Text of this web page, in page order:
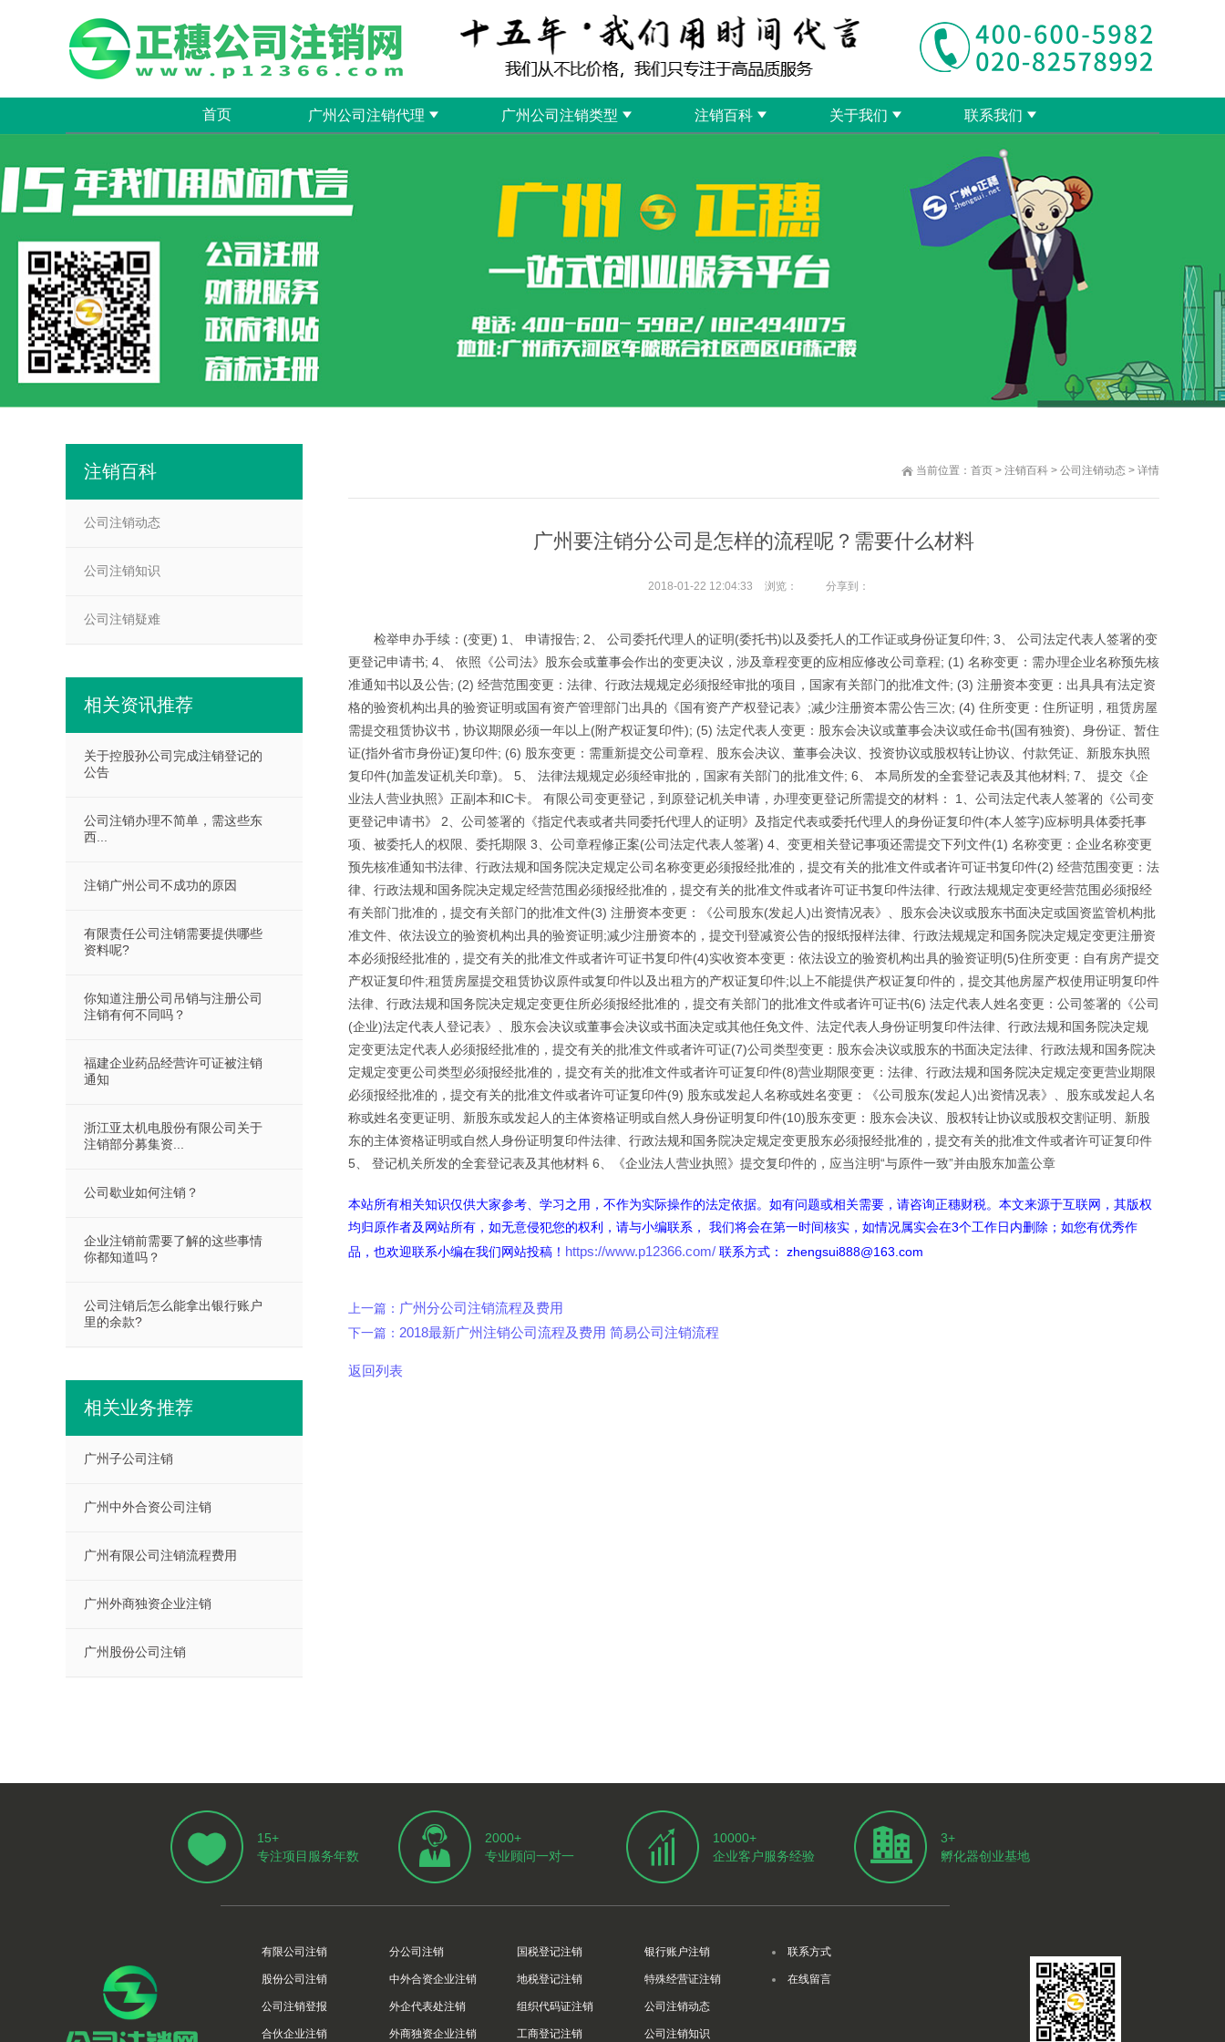
首页 广州公司注销代理 广州公司注销类型 注销百科 关于我们 联系我们
当前位置： 首页 > 注销百科 > 公司注销动态 > 详情
广州要注销分公司是怎样的流程呢？需要什么材料
2018-01-22 12:04:33 浏览： 分享到：
检举申办手续：(变更) 1、 申请报告; 2、 公司委托代理人的证明(委托书)以及委托人的工作证或身份证复印件; 3、 公司法定代表人签署的变
更登记申请书; 4、 依照《公司法》股东会或董事会作出的变更决议，涉及章程变更的应相应修改公司章程; (1) 名称变更：需办理企业名称预先核
准通知书以及公告; (2) 经营范围变更：法律、行政法规规定必须报经审批的项目，国家有关部门的批准文件; (3) 注册资本变更：出具具有法定资
格的验资机构出具的验资证明或国有资产管理部门出具的《国有资产产权登记表》;减少注册资本需公告三次; (4) 住所变更：住所证明，租赁房屋
需提交租赁协议书，协议期限必须一年以上(附产权证复印件); (5) 法定代表人变更：股东会决议或董事会决议或任命书(国有独资)、身份证、暂住
证(指外省市身份证)复印件; (6) 股东变更：需重新提交公司章程、股东会决议、董事会决议、投资协议或股权转让协议、付款凭证、新股东执照
复印件(加盖发证机关印章)。 5、 法律法规规定必须经审批的，国家有关部门的批准文件; 6、 本局所发的全套登记表及其他材料; 7、 提交《企
业法人营业执照》正副本和IC卡。 有限公司变更登记，到原登记机关申请，办理变更登记所需提交的材料： 1、公司法定代表人签署的《公司变
更登记申请书》 2、公司签署的《指定代表或者共同委托代理人的证明》及指定代表或委托代理人的身份证复印件(本人签字)应标明具体委托事
项、被委托人的权限、委托期限 3、公司章程修正案(公司法定代表人签署) 4、变更相关登记事项还需提交下列文件(1) 名称变更：企业名称变更
预先核准通知书法律、行政法规和国务院决定规定公司名称变更必须报经批准的，提交有关的批准文件或者许可证书复印件(2) 经营范围变更：法
律、行政法规和国务院决定规定经营范围必须报经批准的，提交有关的批准文件或者许可证书复印件法律、行政法规规定变更经营范围必须报经
有关部门批准的，提交有关部门的批准文件(3) 注册资本变更：《公司股东(发起人)出资情况表》、股东会决议或股东书面决定或国资监管机构批
准文件、依法设立的验资机构出具的验资证明;减少注册资本的，提交刊登减资公告的报纸报样法律、行政法规规定和国务院决定规定变更注册资
本必须报经批准的，提交有关的批准文件或者许可证书复印件(4)实收资本变更：依法设立的验资机构出具的验资证明(5)住所变更：自有房产提交
产权证复印件;租赁房屋提交租赁协议原件或复印件以及出租方的产权证复印件;以上不能提供产权证复印件的，提交其他房屋产权使用证明复印件
法律、行政法规和国务院决定规定变更住所必须报经批准的，提交有关部门的批准文件或者许可证书(6) 法定代表人姓名变更：公司签署的《公司
(企业)法定代表人登记表》、股东会决议或董事会决议或书面决定或其他任免文件、法定代表人身份证明复印件法律、行政法规和国务院决定规
定变更法定代表人必须报经批准的，提交有关的批准文件或者许可证(7)公司类型变更：股东会决议或股东的书面决定法律、行政法规和国务院决
定规定变更公司类型必须报经批准的，提交有关的批准文件或者许可证复印件(8)营业期限变更：法律、行政法规和国务院决定规定变更营业期限
必须报经批准的，提交有关的批准文件或者许可证复印件(9) 股东或发起人名称或姓名变更：《公司股东(发起人)出资情况表》、股东或发起人名
称或姓名变更证明、新股东或发起人的主体资格证明或自然人身份证明复印件(10)股东变更：股东会决议、股权转让协议或股权交割证明、新股
东的主体资格证明或自然人身份证明复印件法律、行政法规和国务院决定规定变更股东必须报经批准的，提交有关的批准文件或者许可证复印件
5、 登记机关所发的全套登记表及其他材料 6、《企业法人营业执照》提交复印件的，应当注明“与原件一致”并由股东加盖公章
本站所有相关知识仅供大家参考、学习之用，不作为实际操作的法定依据。如有问题或相关需要，请咨询正穗财税。本文来源于互联网，其版权
均归原作者及网站所有，如无意侵犯您的权利，请与小编联系， 我们将会在第一时间核实，如情况属实会在3个工作日内删除；如您有优秀作
品，也欢迎联系小编在我们网站投稿！ https://www.p12366.com/ 联系方式： zhengsui888@163.com
上一篇： 广州分公司注销流程及费用
下一篇： 2018最新广州注销公司流程及费用 简易公司注销流程
返回列表
注销百科
公司注销动态
公司注销知识
公司注销疑难
相关资讯推荐
关于控股孙公司完成注销登记的
公告
公司注销办理不简单，需这些东
西...
注销广州公司不成功的原因
有限责任公司注销需要提供哪些
资料呢?
你知道注册公司吊销与注册公司
注销有何不同吗？
福建企业药品经营许可证被注销
通知
浙江亚太机电股份有限公司关于
注销部分募集资...
公司歇业如何注销？
企业注销前需要了解的这些事情
你都知道吗？
公司注销后怎么能拿出银行账户
里的余款?
相关业务推荐
广州子公司注销
广州中外合资公司注销
广州有限公司注销流程费用
广州外商独资企业注销
广州股份公司注销
15+
专注项目服务年数
2000+
专业顾问一对一
10000+
企业客户服务经验
3+
孵化器创业基地
有限公司注销
股份公司注销
公司注销登报
合伙企业注销
分公司注销
中外合资企业注销
外企代表处注销
外商独资企业注销
国税登记注销
地税登记注销
组织代码证注销
工商登记注销
银行账户注销
特殊经营证注销
公司注销动态
公司注销知识
联系方式
在线留言